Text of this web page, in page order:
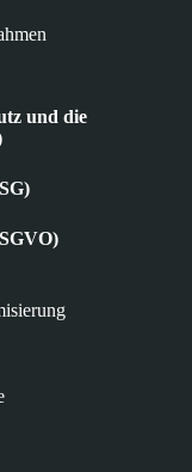
und die